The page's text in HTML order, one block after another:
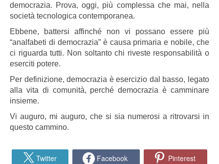
democrazia. Prova, oggi, più complessa che mai, nella
società tecnologica contemporanea.
Ebbene, battersi affinché non vi possano essere più
“analfabeti di democrazia” è causa primaria e nobile, che
ci riguarda tutti. Non soltanto chi riveste responsabilità o
eserciti potere.
Per definizione, democrazia è esercizio dal basso, legato
alla vita di comunità, perché democrazia è camminare
insieme.
Vi auguro, mi auguro, che si sia numerosi a ritrovarsi in
questo cammino.
Twitter Facebook Pinterest